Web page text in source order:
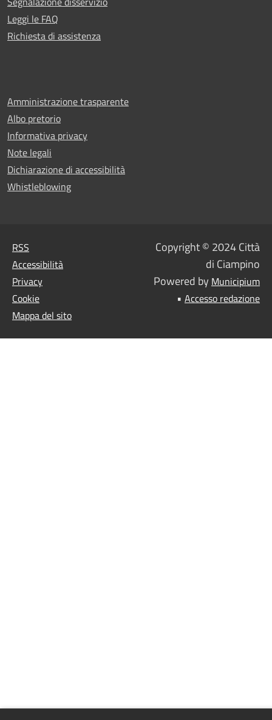
Leggi le FAQ
Richiesta di assistenza
Amministrazione trasparente
Albo pretorio
Informativa privacy
Note legali
Dichiarazione di accessibilità
Whistleblowing
RSS
Accessibilità
Privacy
Cookie
Mappa del sito
Copyright © 2024 Città
di Ciampino
Powered by Municipium
• Accesso redazione